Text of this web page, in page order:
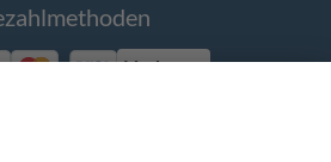
Vorkasse